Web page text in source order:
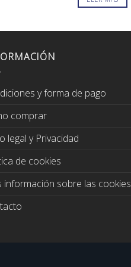
y forma de pago
comprar
legal y Privacidad
de cookies
información sobre las cookies